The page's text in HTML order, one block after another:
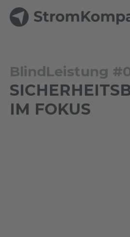
BlindLeistung
IM FOKUS